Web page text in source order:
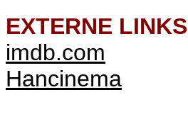
EXTERNE LINKS
imdb.com
Hancinema